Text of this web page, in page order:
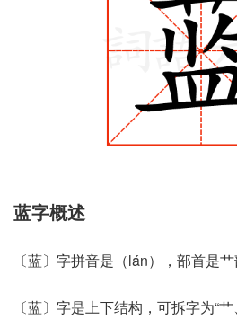
蓝字概述
〔蓝〕字拼音是（lán），部首是
〔蓝〕字是上下结构，可拆字为“